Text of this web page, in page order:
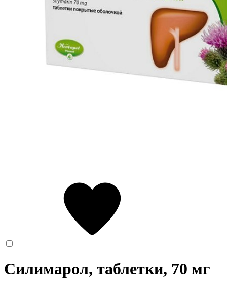
Силимарол, таблетки, 70 мг